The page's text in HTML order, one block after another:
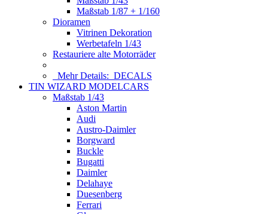
Maßstab 1/87 + 1/160
Dioramen
Vitrinen Dekoration
Werbetafeln 1/43
Restauriere alte Motorräder
Mehr Details: DECALS
TIN WIZARD MODELCARS
Maßstab 1/43
Aston Martin
Audi
Austro-Daimler
Borgward
Buckle
Bugatti
Daimler
Delahaye
Duesenberg
Ferrari